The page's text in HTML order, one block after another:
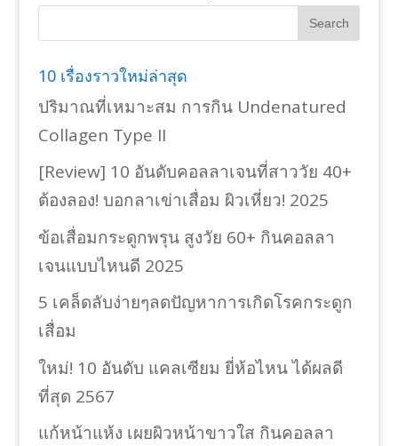
10 เรื่องราวใหม่ล่าสุด
ปริมาณที่เหมาะสม การกิน Undenatured
Collagen Type II
[Review] 10 อันดับคอลลาเจนที่สาววัย 40+
ต้องลอง! บอกลาเข่าเสื่อม ผิวเหี่ยว! 2025
ข้อเสื่อมกระดูกพรุน สูงวัย 60+ กินคอลลา
เจนแบบไหนดี 2025
5 เคล็ดลับง่ายๆลดปัญหาการเกิดโรคกระดูก
เสื่อม
ใหม่! 10 อันดับ แคลเซียม ยี่ห้อไหน ได้ผลดี
ที่สุด 2567
แก้หน้าแห้ง เผยผิวหน้าขาวใส กินคอลลา